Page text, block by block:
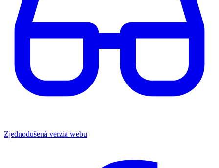
Zjednodušená verzia webu